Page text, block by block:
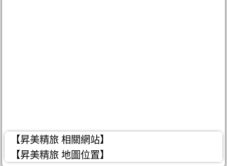
【昇美精旅 相關網站】
【昇美精旅 地圖位置】